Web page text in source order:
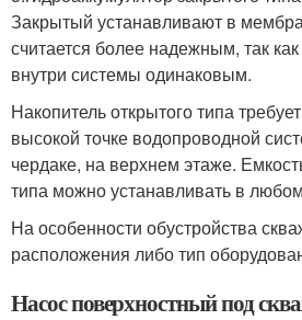
Закрытый устанавливают в
считается более надежным, так
внутри системы одинаковым.
Накопитель открытого типа
высокой точке водопроводной
чердаке, на верхнем этаже.
типа можно устанавливать в
На особенности обустройства
расположения либо тип
Насос поверхностный под